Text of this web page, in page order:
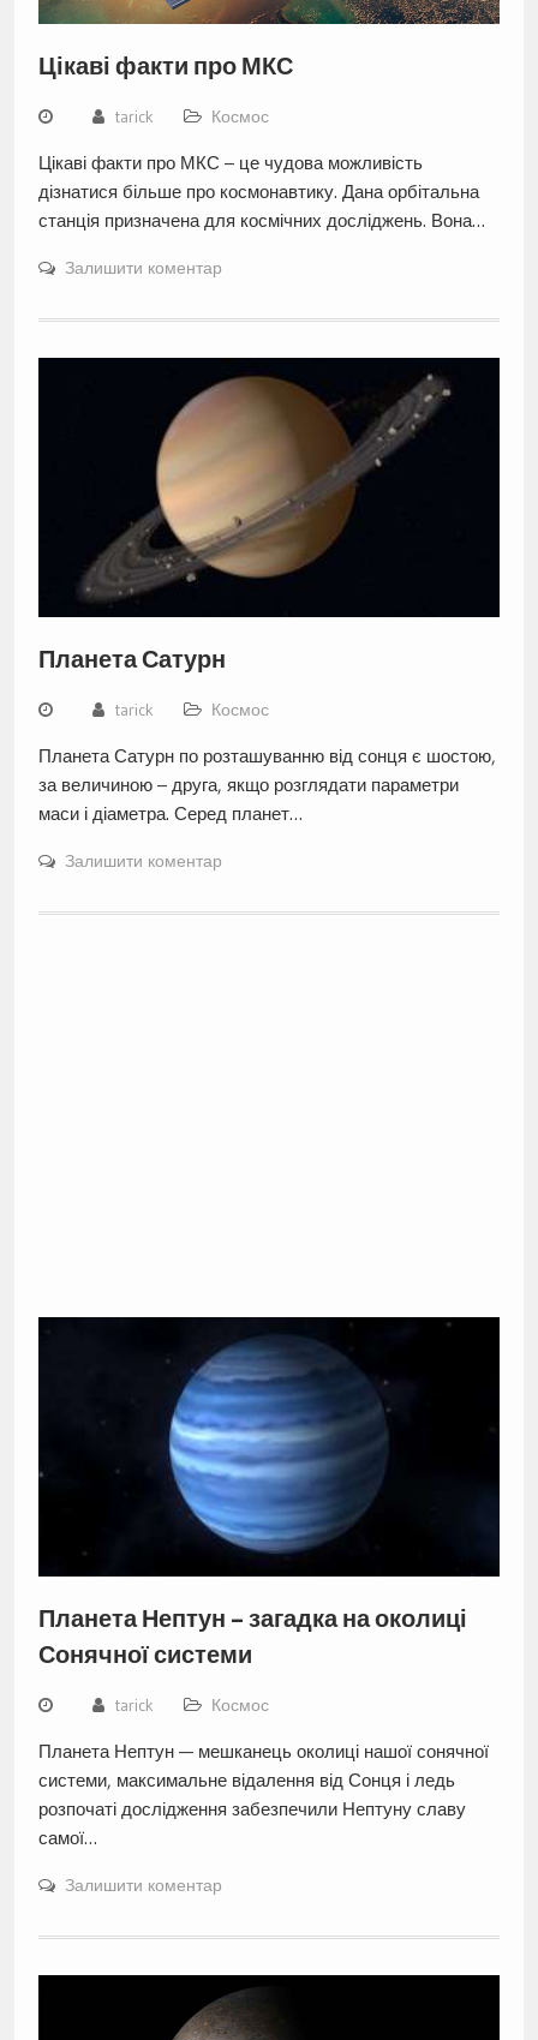
Цікаві факти про МКС
tarick Космос
Цікаві факти про МКС – це чудова можливість
дізнатися більше про космонавтику. Дана орбітальна
станція призначена для космічних досліджень. Вона…
Залишити коментар
Планета Сатурн
tarick Космос
Планета Сатурн по розташуванню від сонця є шостою,
за величиною – друга, якщо розглядати параметри
маси і діаметра. Серед планет…
Залишити коментар
Планета Нептун – загадка на околиці
Сонячної системи
tarick Космос
Планета Нептун — мешканець околиці нашої сонячної
системи, максимальне відалення від Сонця і ледь
розпочаті дослідження забезпечили Нептуну славу
самої…
Залишити коментар